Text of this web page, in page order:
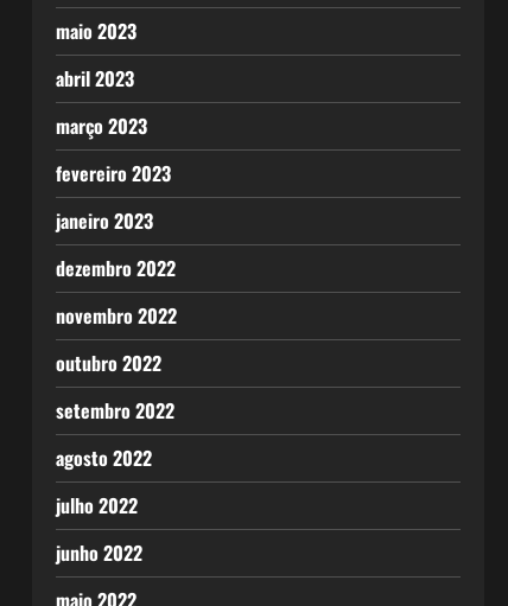
maio 2023
abril 2023
março 2023
fevereiro 2023
janeiro 2023
dezembro 2022
novembro 2022
outubro 2022
setembro 2022
agosto 2022
julho 2022
junho 2022
maio 2022